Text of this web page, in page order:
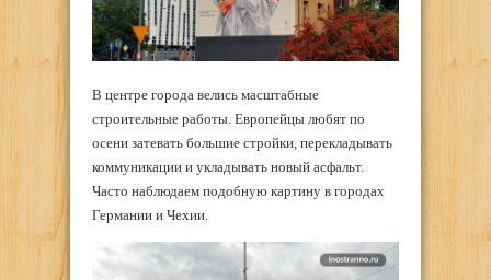
В центре города велись масштабные
строительные работы. Европейцы любят по
осени затевать большие стройки, перекладывать
коммуникации и укладывать новый асфальт.
Часто наблюдаем подобную картину в городах
Германии и Чехии.